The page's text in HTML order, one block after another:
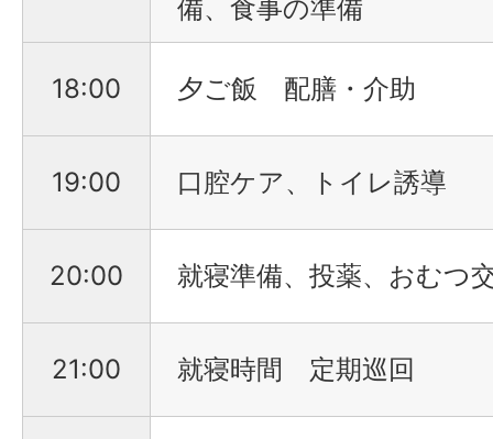
備、食事の準備
18:00 夕ご飯 配膳・介助
19:00 口腔ケア、トイレ誘導
20:00 就寝準備、投薬、おむつ
21:00 就寝時間 定期巡回